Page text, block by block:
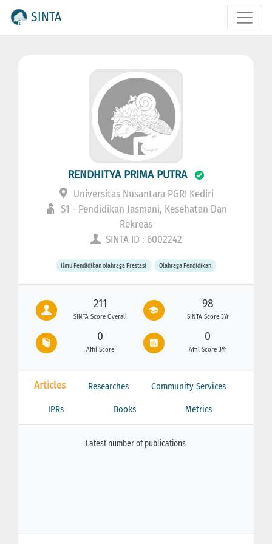
SINTA
RENDHITYA PRIMA PUTRA
Universitas Nusantara PGRI Kediri
S1 - Pendidikan Jasmani, Kesehatan Dan
Rekreas
SINTA ID : 6002242
Ilmu Pendidikan olahraga Prestasi Olahraga Pendidikan
211
SINTA Score Overall
98
SINTA Score 3Yr
0
Affil Score
0
Affil Score 3Yr
Articles Researches Community Services
IPRs Books Metrics
Latest number of publications